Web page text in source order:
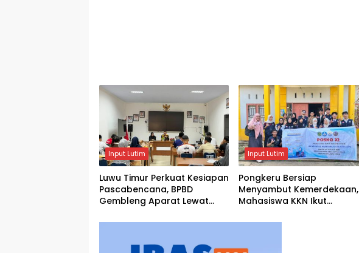
Input Lutim
Luwu Timur Perkuat Kesiapan
Pascabencana, BPBD
Gembleng Aparat Lewat
Input Lutim
Pongkeru Bersiap
Menyambut Kemerdekaan,
Mahasiswa KKN Ikut
Agustus